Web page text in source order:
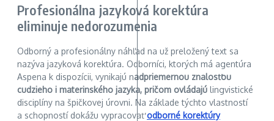
Profesionálna jazyková korektúra
eliminuje nedorozumenia
Odborný a profesionálny náhľad na už preložený text sa
nazýva jazyková korektúra. Odborníci, ktorých má agentúra
Aspena k dispozícii, vynikajú nadpriemernou znalosťou
cudzieho i materinského jazyka, pričom ovládajú lingvistické
disciplíny na špičkovej úrovni. Na základe týchto vlastností
a schopností dokážu vypracovaťodborné korektúry